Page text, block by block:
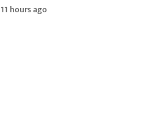
11 hours ago